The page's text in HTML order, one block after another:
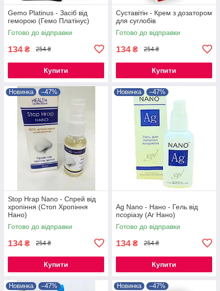
Gemo Platinus - Засіб від
геморою (Гемо Платінус)
Готово до відправки
134 ₴ 254 ₴
Купити
Суставітін - Крем з дозатором
для суглобів
Готово до відправки
134 ₴ 254 ₴
Купити
Новинка –47%
Stop Hrap Nano - Спрей від
хропіння (Стоп Хропіння
Нано)
Готово до відправки
134 ₴ 254 ₴
Купити
Новинка –47%
Ag Nano - Нано - Гель від
псоріазу (Аг Нано)
Готово до відправки
134 ₴ 254 ₴
Купити
Новинка –47% Новинка –47%